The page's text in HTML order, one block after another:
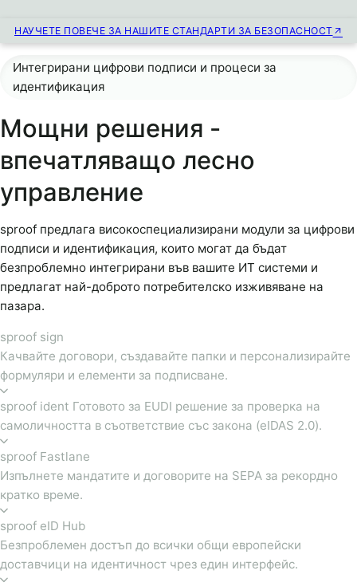
НАУЧЕТЕ ПОВЕЧЕ ЗА НАШИТЕ СТАНДАРТИ ЗА БЕЗОПАСНОСТ
Интегрирани цифрови подписи и процеси за
идентификация
Мощни решения -
впечатляващо лесно
управление
sproof предлага високоспециализирани модули за цифрови
подписи и идентификация, които могат да бъдат
безпроблемно интегрирани във вашите ИТ системи и
предлагат най-доброто потребителско изживяване на
пазара.
sproof sign
Качвайте договори, създавайте папки и персонализирайте
формуляри и елементи за подписване.
sproof ident Готовото за EUDI решение за проверка на
самоличността в съответствие със закона (eIDAS 2.0).
sproof Fastlane
Изпълнете мандатите и договорите на SEPA за рекордно
кратко време.
sproof eID Hub
Безпроблемен достъп до всички общи европейски
доставчици на идентичност чрез един интерфейс.